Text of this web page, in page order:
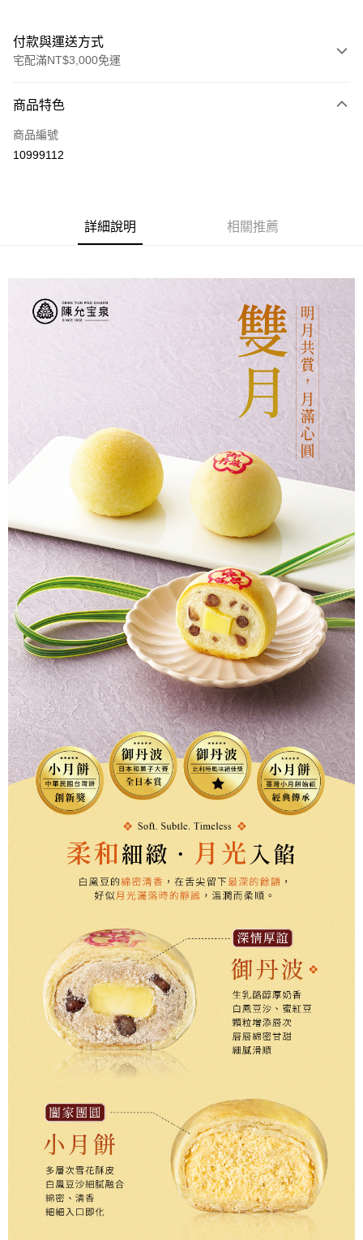
付款與運送方式
宅配滿NT$3,000免運
信用卡一次付款
LINE Pay
運送方式
商品特色
商品編號
10999112
詳細說明 相關推薦